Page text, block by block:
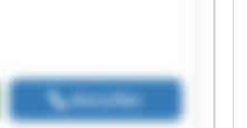
Anrufen